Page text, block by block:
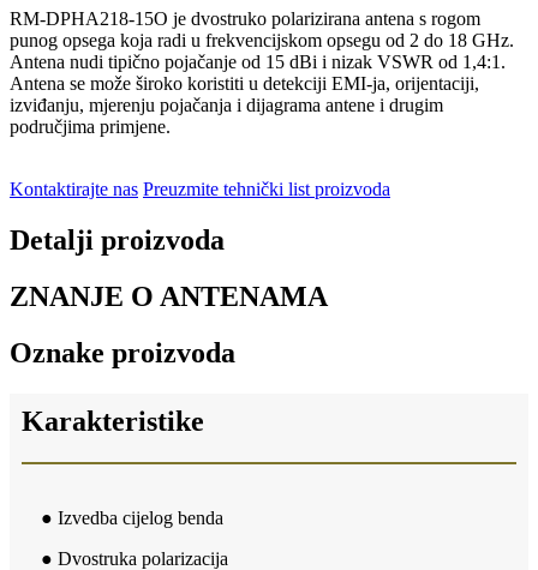
RM-DPHA218-15O je dvostruko polarizirana antena s rogom
punog opsega koja radi u frekvencijskom opsegu od 2 do 18 GHz.
Antena nudi tipično pojačanje od 15 dBi i nizak VSWR od 1,4:1.
Antena se može široko koristiti u detekciji EMI-ja, orijentaciji,
izviđanju, mjerenju pojačanja i dijagrama antene i drugim
područjima primjene.
Kontaktirajte nas Preuzmite tehnički list proizvoda
Detalji proizvoda
ZNANJE O ANTENAMA
Oznake proizvoda
Karakteristike
● Izvedba cijelog benda
● Dvostruka polarizacija